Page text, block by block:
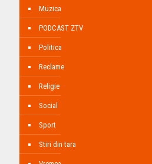
Muzica
PODCAST ZTV
Politica
Reclame
Religie
Social
Sport
Stiri din tara